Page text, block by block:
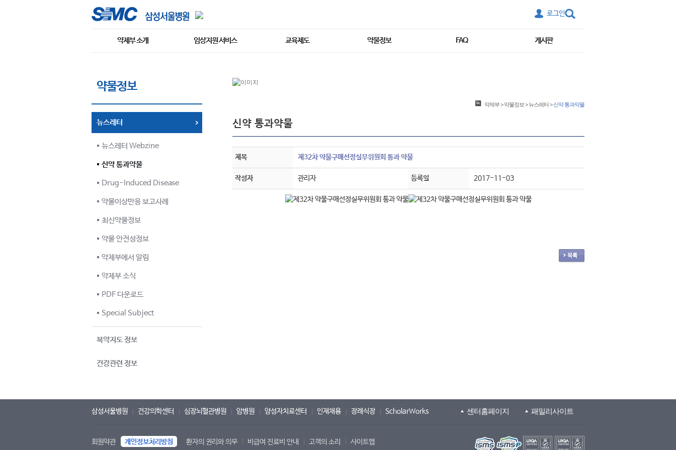
로그인
약제부 소개 임상지원 서비스 교육제도 약물정보 FAQ 게시판
약물정보
뉴스레터
뉴스레터 Webzine
신약 통과약물
Drug-Induced Disease
약물이상반응 보고사례
최신약물정보
약물 안전성정보
약제부에서 알림
약제부 소식
PDF 다운로드
Special Subject
복약지도 정보
건강관련 정보
약제부>약물정보 >뉴스레터>신약 통과약물
신약 통과약물
제목 제32차 약물구매선정실무위원회 통과 약물
작성자 관리자 등록일 2017-11-03
삼성서울병원 건강의학센터 심장뇌혈관병원 암병원 양성자치료센터 인재채용 장례식장 ScholarWorks 센터홈페이지 패밀리사이트
회원약관 개인정보처리방침 환자의 권리와 의무 비급여 진료비 안내 고객의 소리 사이트맵